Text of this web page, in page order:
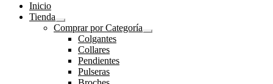
Inicio
Tienda
Expandir
el
menú
hijo
Comprar por Categoría
Expandir
Colgantes
Collares
Pendientes
Pulseras